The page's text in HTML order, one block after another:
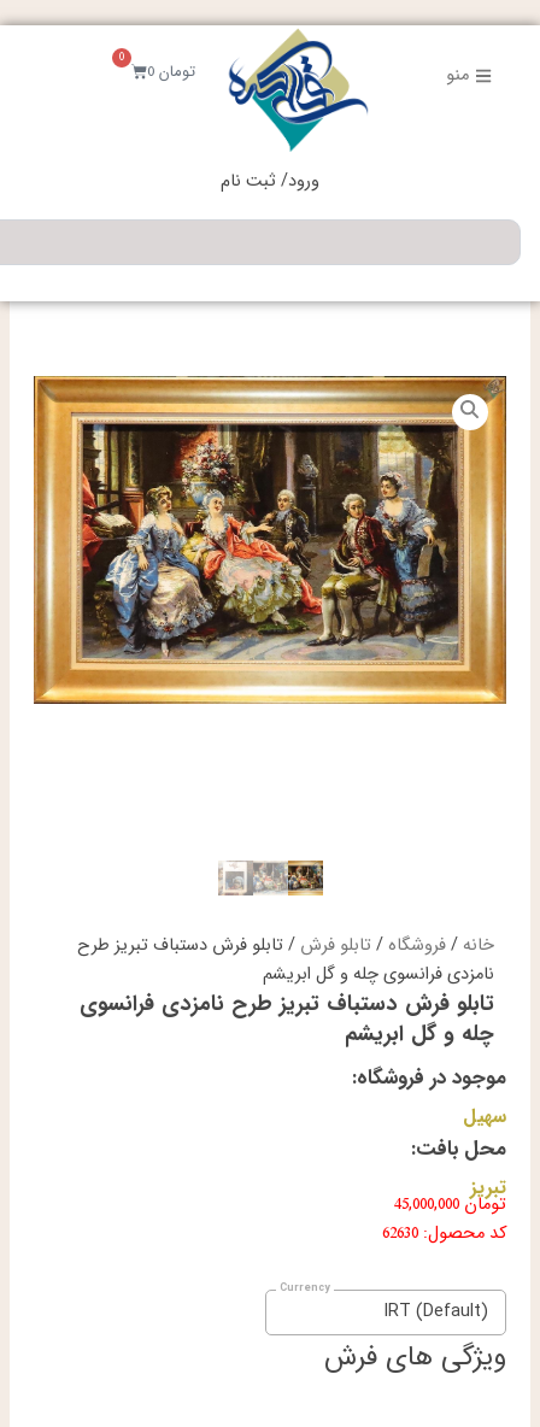
رفتن
منو تومان0
0
سبد
خرید
ورود/ ثبت نام
جستجو
خانه /فروشگاه/ تابلو فرش / تابلو فرش دستباف تبریز طرح
نامزدی فرانسوی چله و گل ابریشم
تابلو فرش دستباف تبریز طرح نامزدی فرانسوی
چله و گل ابریشم
موجود در فروشگاه:
سهیل
محل بافت:
تبریز
تومان
کد محصول: 62630
IRT (Default)
ویژگی های فرش